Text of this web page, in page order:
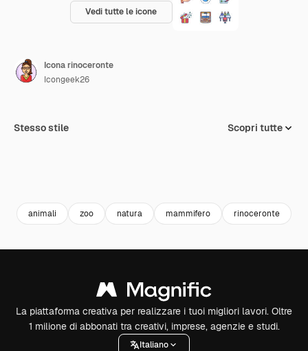
Vedi tutte le icone
Icona rinoceronte
Icongeek26
Stesso stile Scopri tutte
animali zoo natura mammifero rinoceronte
La piattaforma creativa per realizzare i tuoi migliori lavori. Oltre
1 milione di abbonati tra creativi, imprese, agenzie e studi.
Italiano